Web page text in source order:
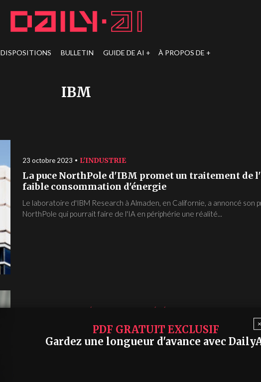
DISPOSITIONS BULLETIN GUIDE DE AI À PROPOS DE
IBM
23 octobre 2023 L'INDUSTRIE
La puce NorthPole d'IBM promet un traitement de
faible consommation d'énergie
Le laboratoire d'IBM Research à Almaden, en Californie, a annoncé son
NorthPole qui pourrait faire de l'IA en périphérie une réalité...
ÉTHIQUE ET SOCIÉTÉ
Le gouvernement singapourien équipe les
d'intelligence artificielle
Singapour équipe les pompiers de lunettes intelligentes intégrées à l'IA
5G. Le programme pilote de deux ans s'appuiera sur la 5G, l'IA et la
×
PDF GRATUIT EXCLUSIF
Gardez une longueur d'avance avec